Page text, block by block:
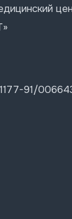
Сб-Вс: 08:00 – 18:00